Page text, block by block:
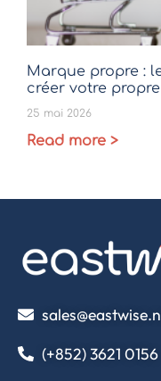
Marque propre :
créer votre
25 mai 2026
Read more >
(+852) 3621 0156